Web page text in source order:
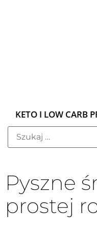
KETO I LOW CARB
Pyszne
prostej